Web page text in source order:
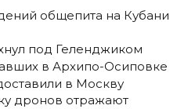
общепита на Кубани
под Геленджиком
в Архипо-Осиповке
в Москву
дронов отражают